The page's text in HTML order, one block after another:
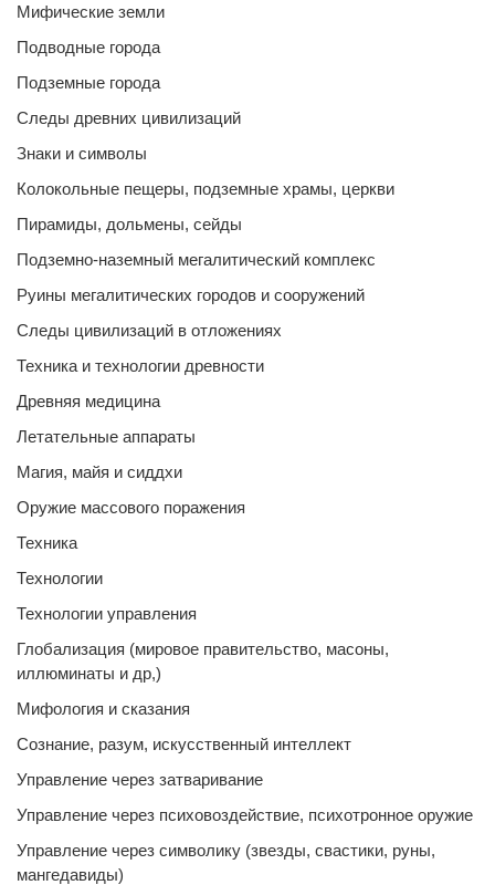
Мифические земли
Подводные города
Подземные города
Следы древних цивилизаций
Знаки и символы
Колокольные пещеры, подземные храмы, церкви
Пирамиды, дольмены, сейды
Подземно-наземный мегалитический комплекс
Руины мегалитических городов и сооружений
Следы цивилизаций в отложениях
Техника и технологии древности
Древняя медицина
Летательные аппараты
Магия, майя и сиддхи
Оружие массового поражения
Техника
Технологии
Технологии управления
Глобализация (мировое правительство, масоны,
иллюминаты и др,)
Мифология и сказания
Сознание, разум, искусственный интеллект
Управление через затваривание
Управление через психовоздействие, психотронное оружие
Управление через символику (звезды, свастики, руны,
мангедавиды)